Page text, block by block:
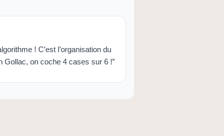
! C’est l’organisation du
Gollac, on coche 4 cases sur 6 !”